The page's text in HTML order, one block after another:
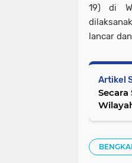
19) di
lancar
Artikel